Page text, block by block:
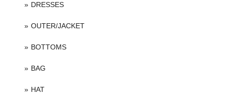
DRESSES
OUTER/JACKET
BOTTOMS
BAG
HAT